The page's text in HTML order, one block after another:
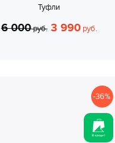
Туфли
6 000руб. 3 990руб.
-36%